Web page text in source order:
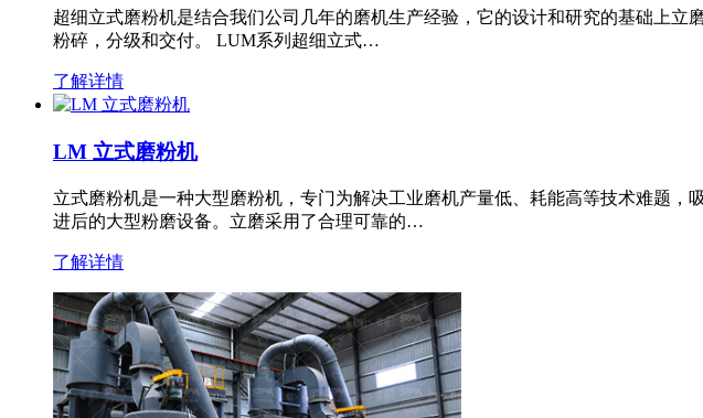
超细立式磨粉机是结合我们公司几年的磨机生产经验，它的设计和研究的基础上
粉碎，分级和交付。 LUM系列超细立式…
了解详情
LM 立式磨粉机
立式磨粉机是一种大型磨粉机，专门为解决工业磨机产量低、耗能高等技术难题
进后的大型粉磨设备。立磨采用了合理可靠的…
了解详情